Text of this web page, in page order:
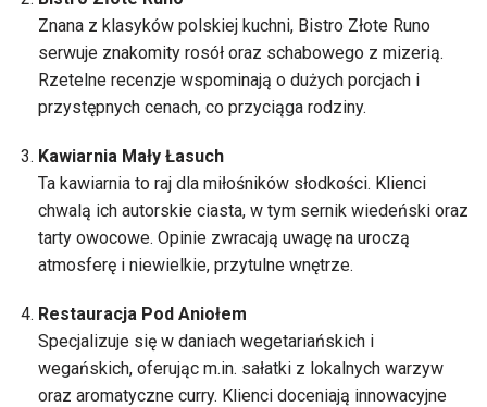
Znana z klasyków polskiej kuchni, Bistro Złote Runo
serwuje znakomity rosół oraz schabowego z mizerią.
Rzetelne recenzje wspominają o dużych porcjach i
przystępnych cenach, co przyciąga rodziny.
Kawiarnia Mały Łasuch
Ta kawiarnia to raj dla miłośników słodkości. Klienci
chwalą ich autorskie ciasta, w tym sernik wiedeński oraz
tarty owocowe. Opinie zwracają uwagę na uroczą
atmosferę i niewielkie, przytulne wnętrze.
Restauracja Pod Aniołem
Specjalizuje się w daniach wegetariańskich i
wegańskich, oferując m.in. sałatki z lokalnych warzyw
oraz aromatyczne curry. Klienci doceniają innowacyjne